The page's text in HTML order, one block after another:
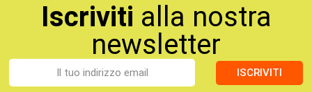
Iscriviti alla nostra
newsletter
ISCRIVITI